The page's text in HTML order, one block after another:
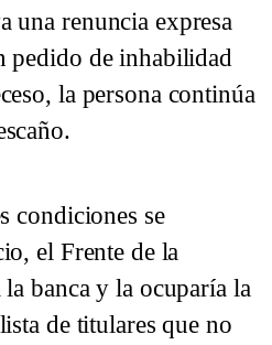
una renuncia expresa
pedido de inhabilidad
la persona continúa
condiciones se
el Frente de la
banca y la ocuparía la
de titulares que no